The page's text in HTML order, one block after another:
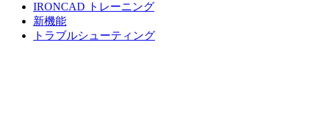
IRONCAD トレーニング
新機能
トラブルシューティング